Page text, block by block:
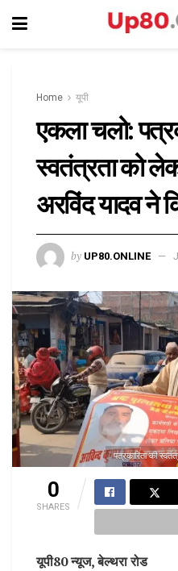
Home यूपी
एकला चलो:
स्वतंत्रता को
अरविंद यादव ने
by UP80.ONLINE
पत्रकारिता की
0
SHARES
यूपी80 न्यूज, बेल्थरा रोड